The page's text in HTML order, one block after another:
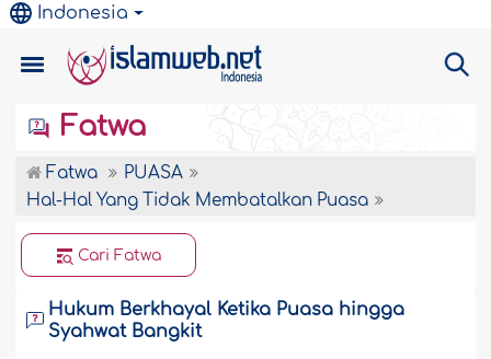
Indonesia
Fatwa
Fatwa
PUASA
Hal-Hal Yang Tidak Membatalkan Puasa
Cari Fatwa
Hukum Berkhayal Ketika Puasa hingga
Syahwat Bangkit